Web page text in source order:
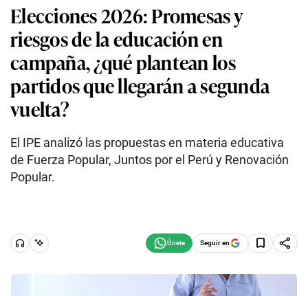
Elecciones 2026: Promesas y
riesgos de la educación en
campaña, ¿qué plantean los
partidos que llegarán a segunda
vuelta?
El IPE analizó las propuestas en materia educativa
de Fuerza Popular, Juntos por el Perú y Renovación
Popular.
Seguir en